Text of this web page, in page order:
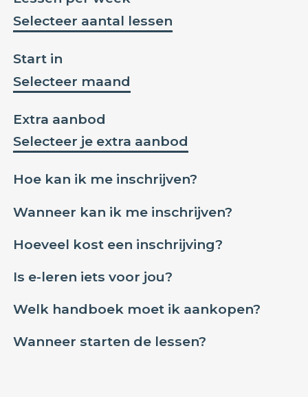
Selecteer aantal lessen
Selecteer maand
Start in
Selecteer je extra aanbod
Extra aanbod
Hoe kan ik me inschrijven?
Wanneer kan ik me inschrijven?
Hoeveel kost een inschrijving?
Is e-leren iets voor jou?
Welk handboek moet ik aankopen?
Wanneer starten de lessen?